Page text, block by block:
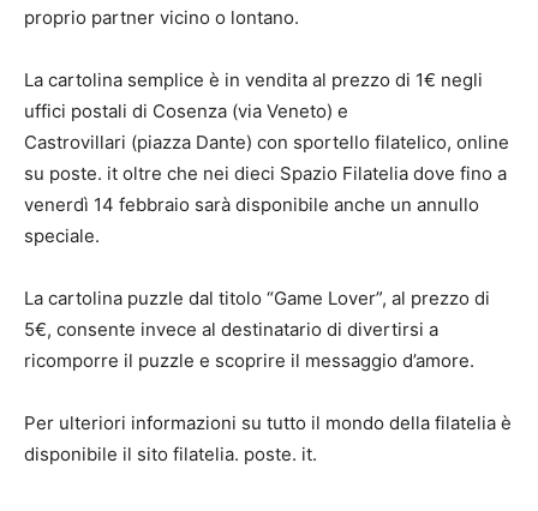
proprio partner vicino o lontano.
La cartolina semplice è in vendita al prezzo di 1€ negli
uffici postali di Cosenza (via Veneto) e
Castrovillari (piazza Dante) con sportello filatelico, online
su poste. it oltre che nei dieci Spazio Filatelia dove fino a
venerdì 14 febbraio sarà disponibile anche un annullo
speciale.
La cartolina puzzle dal titolo “Game Lover”, al prezzo di
5€, consente invece al destinatario di divertirsi a
ricomporre il puzzle e scoprire il messaggio d’amore.
Per ulteriori informazioni su tutto il mondo della filatelia è
disponibile il sito filatelia. poste. it.